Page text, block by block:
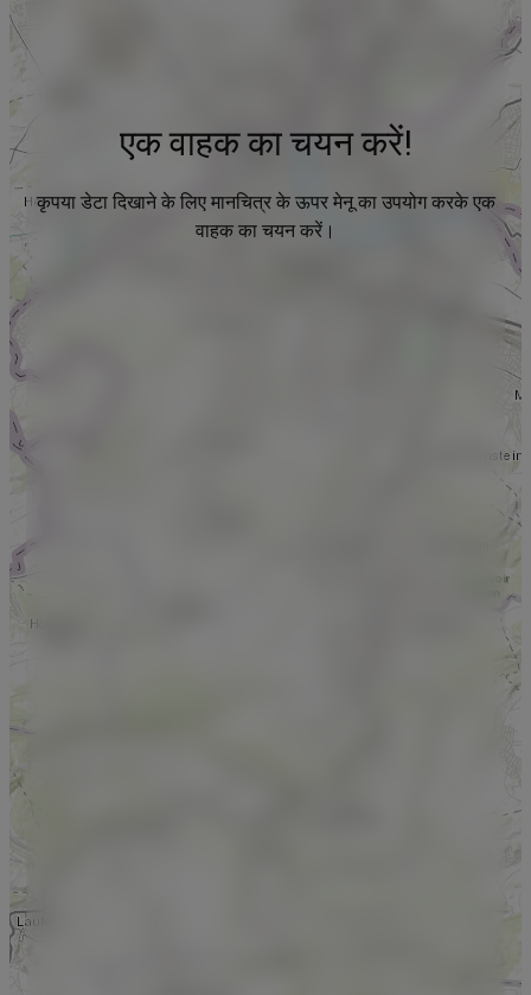
एक वाहक का चयन करें!
कृपया डेटा दिखाने के लिए मानचित्र के ऊपर मेनू का उपयोग करके एक
वाहक का चयन करें।